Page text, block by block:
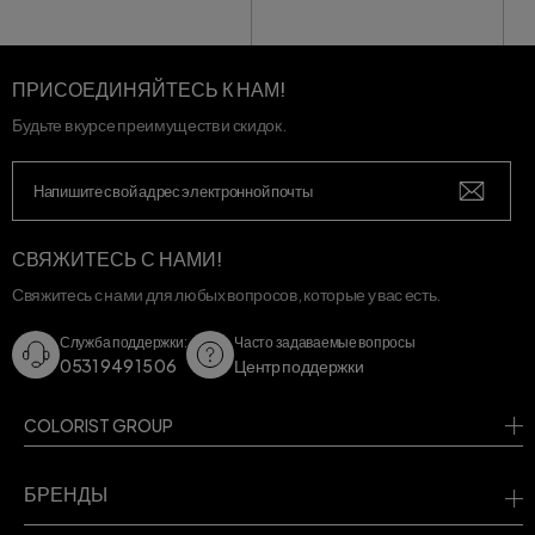
ПРИСОЕДИНЯЙТЕСЬ К НАМ!
Будьте в курсе преимуществ и скидок.
СВЯЖИТЕСЬ С НАМИ!
Свяжитесь с нами для любых вопросов, которые у вас есть.
Служба поддержки:
0531 949 15 06
Часто задаваемые вопросы
Центр поддержки
COLORIST GROUP
БРЕНДЫ